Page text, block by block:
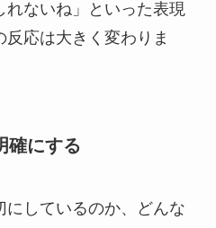
れないね」といった表現
応は大きく変わりま
確にする
しているのか、どんな